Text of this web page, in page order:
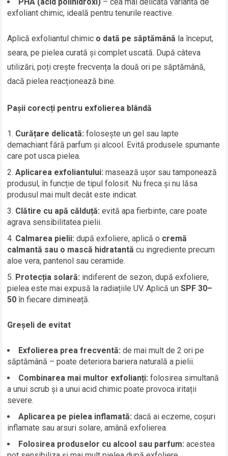
PHA (acid polihidroxi) – cea mai delicată variantă de
exfoliant chimic, ideală pentru tenurile reactive.
Aplică exfoliantul chimic o dată pe săptămână la început,
seara, pe pielea curată și complet uscată. După câteva
utilizări, poți crește frecvența la două ori pe săptămână,
dacă pielea reacționează bine.
Pașii corecți pentru exfolierea blândă
Curățare delicată: folosește un gel sau lapte
demachiant fără parfum și alcool. Evită produsele spumante
care pot usca pielea.
Aplicarea exfoliantului: masează ușor sau tamponează
produsul, în funcție de tipul folosit. Nu freca și nu lăsa
produsul mai mult decât este indicat.
Clătire cu apă călduță: evită apa fierbinte, care poate
agrava sensibilitatea pielii.
Calmarea pielii: după exfoliere, aplică o cremă
calmantă sau o mască hidratantă cu ingrediente precum
aloe vera, pantenol sau ceramide.
Protecția solară: indiferent de sezon, după exfoliere,
pielea este mai expusă la radiațiile UV. Aplică unSPF 30–
50 în fiecare dimineață.
Greșeli de evitat
Exfolierea prea frecventă: de mai mult de 2 ori pe
săptămână – poate deteriora bariera naturală a pielii.
Combinarea mai multor exfolianți: folosirea simultană
a unui scrub și a unui acid chimic poate provoca iritații
severe.
Aplicarea pe pielea inflamată: dacă ai eczeme, coșuri
inflamate sau arsuri solare, amână exfolierea.
Folosirea produselor cu alcool sau parfum: acestea